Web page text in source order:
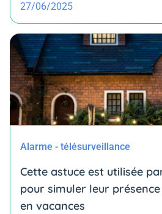
27/06/2025
Alarme - télésurveillance
Cette astuce est utilisée
pour simuler leur
en vacances